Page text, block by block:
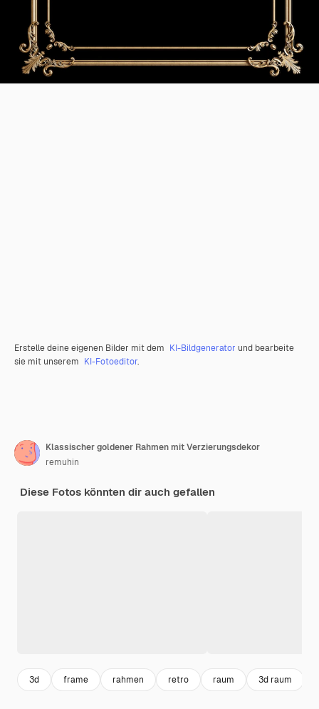
Erstelle deine eigenen Bilder mit dem KI-Bildgenerator und bearbeite
sie mit unserem KI-Fotoeditor.
Klassischer goldener Rahmen mit Verzierungsdekor
remuhin
Diese Fotos könnten dir auch gefallen
3d frame rahmen retro raum 3d raum